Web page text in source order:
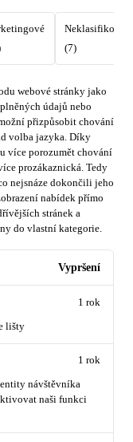
(7)
webové stránky jako
údajů nebo
přizpůsobit chování
volba jazyka. Díky
více porozumět chování
prozákaznická. Tedy
nejsnáze dokončili jeho
nabídek přímo
stránek a
do vlastní kategorie.
Vypršení
lišty
1 rok
návštěvníka
naši funkci
1 rok